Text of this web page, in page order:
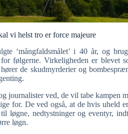
vi helst tro er force majeure
‘mångfaldsmålet’ i 40 år, og
for følgerne. Virkeligheden er
de skudmyrderier og
journalister ved, de vil tabe kampen
for. De ved også, at de hvis
løgne, nedtystninger og eventyr,
løgn.